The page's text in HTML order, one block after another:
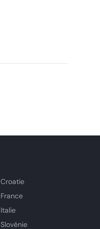
Croatie
France
Italie
Slovénie